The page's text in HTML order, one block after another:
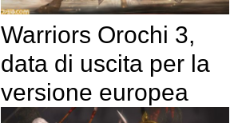
Warriors Orochi 3,
data di uscita per la
versione europea